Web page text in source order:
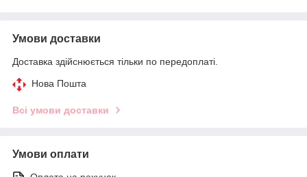
Умови доставки
Доставка здійснюється тільки по передоплаті.
Нова Пошта
Всі умови доставки
Умови оплати